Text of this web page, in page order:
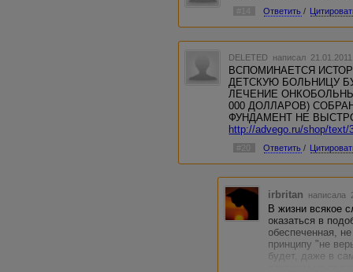
Очень больно за Ваню. Все
и время контрольной проверки
обнаруженный метастаз – это
лечения и не было видно (в
мощные). А оказалось –
Унывать нельзя, и
все вместе, будем очень-очень
умничка у нас. Он из таких
в этот раз. Но без вашей
Деньги нужны СЕЙЧАС. Сумма
сейчас, но этого не будут
Умоляем вас всех о помощи!
Ответить /
DELETED написал
ВСПОМИНАЕТСЯ
ДЕТСКУЮ БОЛЬНИЦУ
ЛЕЧЕНИЕ
000 ДОЛЛАРОВ)
ФУНДАМЕНТ НЕ
http://advego.ru/shop/text/
#20 Ответить /
irbritan написала
В жизни всякое
оказаться в
обеспеченная,
принципу "не
будет, даже в